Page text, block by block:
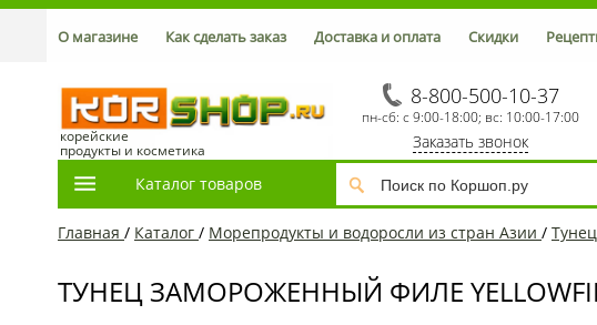
О магазине Как сделать заказ Доставка и оплата Скидки
корейские
продукты и косметика
8-800-500-10-37
пн-сб: с 9:00-18:00; вс: 10:00-17:00
Заказать звонок
Каталог товаров
Главная / Каталог / Морепродукты и водоросли из стран Азии /
ТУНЕЦ ЗАМОРОЖЕННЫЙ ФИЛЕ